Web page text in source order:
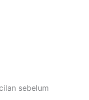
sebelum